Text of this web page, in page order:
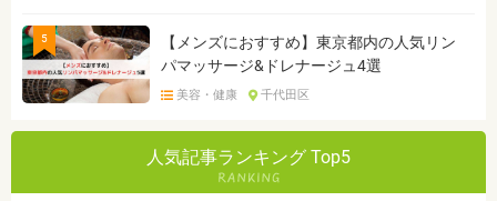
5
【メンズにおすすめ】東京都内の人気リン
パマッサージ&ドレナージュ4選
美容・健康 千代田区
人気記事ランキング Top5